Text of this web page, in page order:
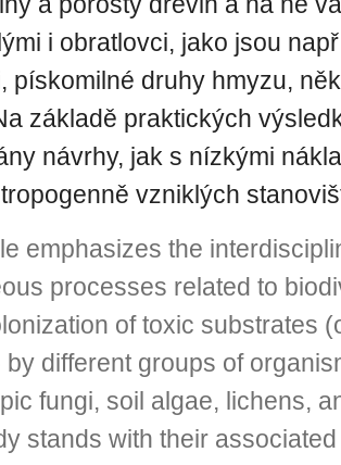
i obratlovci, jako jsou
pískomilné druhy hmyzu,
základě praktických
návrhy, jak s nízkými
vzniklých
emphasizes the
processes related to
of toxic substrates
by different groups of
fungi, soil algae, lichens,
stands with their